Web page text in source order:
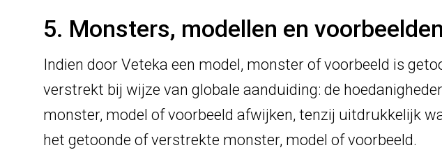
5. Monsters, modellen en voorbeelden
Indien door Veteka een model, monster of voorbeeld is
verstrekt bij wijze van globale aanduiding: de
monster, model of voorbeeld afwijken, tenzij uitdrukkelijk
het getoonde of verstrekte monster, model of voorbeeld.